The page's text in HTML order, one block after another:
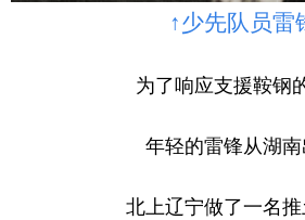
↑少先队员雷
为了响应支援鞍钢
年轻的雷锋从湖
北上辽宁做了一名